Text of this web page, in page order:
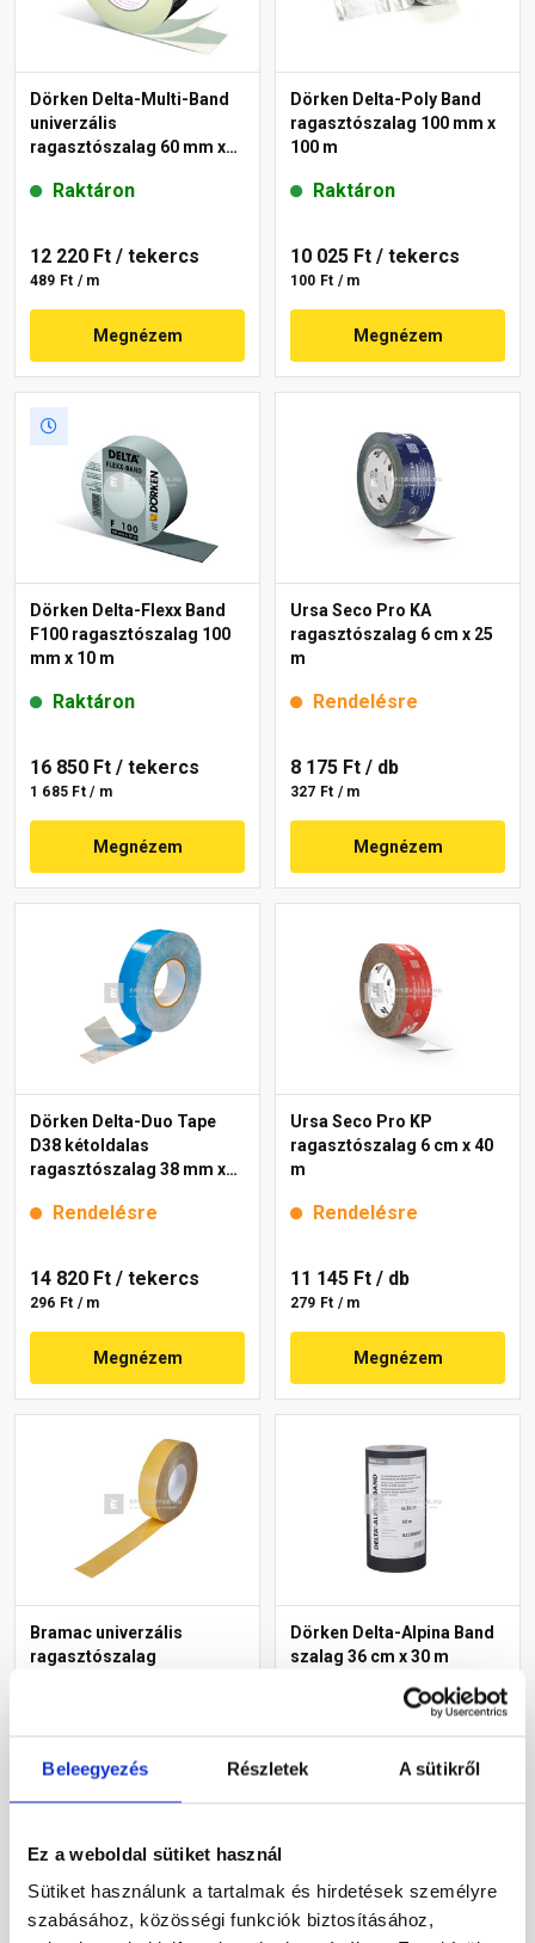
Beleegyezés Részletek A sütikről
Ez a weboldal sütiket használ
Sütiket használunk a tartalmak és hirdetések személyre
szabásához, közösségi funkciók biztosításához,
Dörken Delta-Multi-Band
univerzális
ragasztószalag 60 mm x
Raktáron
12 220 Ft / tekercs
489 Ft / m
Megnézem
Dörken Delta-Poly Band
ragasztószalag 100 mm x
100 m
Raktáron
10 025 Ft / tekercs
100 Ft / m
Megnézem
Dörken Delta-Flexx Band
F100 ragasztószalag 100
mm x 10 m
Raktáron
16 850 Ft / tekercs
1 685 Ft / m
Megnézem
Ursa Seco Pro KA
ragasztószalag 6 cm x 25
m
Rendelésre
8 175 Ft / db
327 Ft / m
Megnézem
Dörken Delta-Duo Tape
D38 kétoldalas
ragasztószalag 38 mm x
Rendelésre
14 820 Ft / tekercs
296 Ft / m
Megnézem
Ursa Seco Pro KP
ragasztószalag 6 cm x 40
m
Rendelésre
11 145 Ft / db
279 Ft / m
Megnézem
Bramac univerzális
ragasztószalag
Dörken Delta-Alpina Band
szalag 36 cm x 30 m